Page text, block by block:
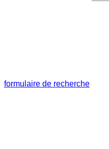
formulaire de recherche